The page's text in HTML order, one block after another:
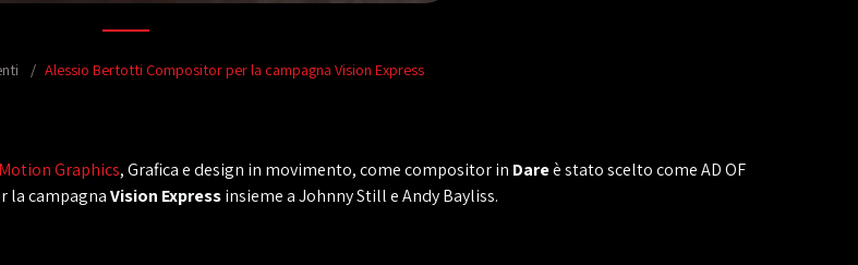
Alessio Bertotti Compositor per la campagna Vision Express
Motion Graphics, Grafica e design in movimento, come compositor in Dareè stato scelto come AD OF
la campagnaVision Expressinsieme a Johnny Still e Andy Bayliss.